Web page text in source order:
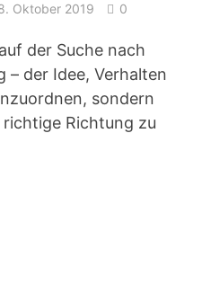
Oktober 2019 0
der Suche nach
– der Idee, Verhalten
sondern
richtige Richtung zu